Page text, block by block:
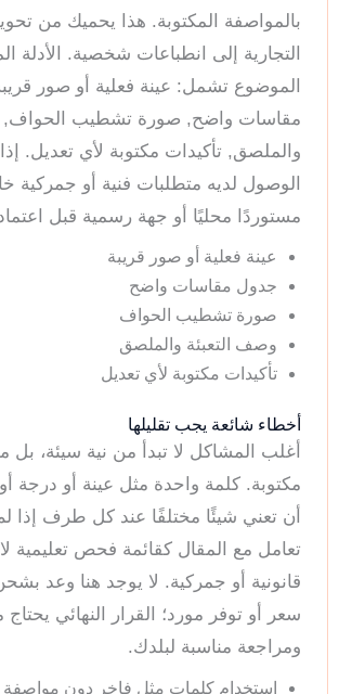
بالمواصفة المكتوبة. هذا يحميك من
التجارية إلى انطباعات شخصية. الأدلة
الموضوع تشمل: عينة فعلية أو صور
مقاسات واضح, صورة تشطيب الحواف,
والملصق, تأكيدات مكتوبة لأي تعديل.
الوصول لديه متطلبات فنية أو جمركية
مستوردًا محليًا أو جهة رسمية قبل
عينة فعلية أو صور قريبة
جدول مقاسات واضح
صورة تشطيب الحواف
وصف التعبئة والملصق
تأكيدات مكتوبة لأي تعديل
أخطاء شائعة يجب تقليلها
أغلب المشاكل لا تبدأ من نية سيئة، بل
مكتوبة. كلمة واحدة مثل عينة أو درجة
أن تعني شيئًا مختلفًا عند كل طرف إذا
تعامل مع المقال كقائمة فحص تعليمية
قانونية أو جمركية. لا يوجد هنا وعد
سعر أو توفر مورد؛ القرار النهائي
ومراجعة مناسبة لبلدك.
استخدام كلمات مثل فاخر دون مواصفة